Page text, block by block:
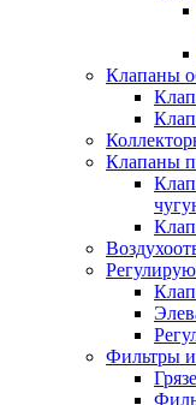
Клапаны
Клапаны
Фильтры и